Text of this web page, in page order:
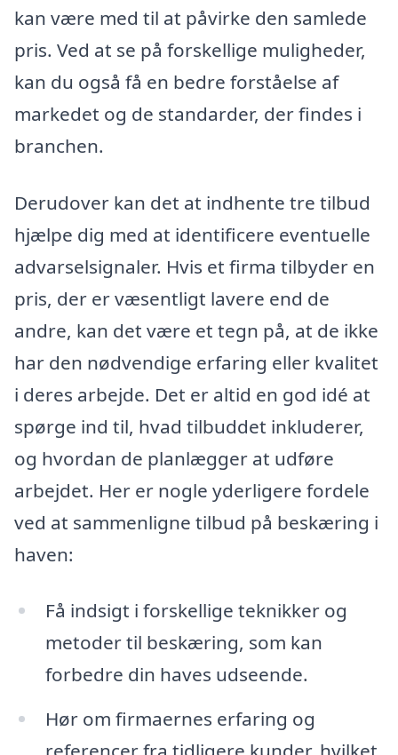
kan være med til at påvirke den samlede
pris. Ved at se på forskellige muligheder,
kan du også få en bedre forståelse af
markedet og de standarder, der findes i
branchen.
Derudover kan det at indhente tre tilbud
hjælpe dig med at identificere eventuelle
advarselsignaler. Hvis et firma tilbyder en
pris, der er væsentligt lavere end de
andre, kan det være et tegn på, at de ikke
har den nødvendige erfaring eller kvalitet
i deres arbejde. Det er altid en god idé at
spørge ind til, hvad tilbuddet inkluderer,
og hvordan de planlægger at udføre
arbejdet. Her er nogle yderligere fordele
ved at sammenligne tilbud på beskæring i
haven:
Få indsigt i forskellige teknikker og
metoder til beskæring, som kan
forbedre din haves udseende.
Hør om firmaernes erfaring og